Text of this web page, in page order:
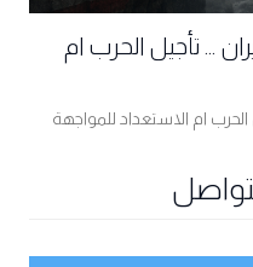
... تأجيل الحرب ام
ام الاستعداد للمواجهة